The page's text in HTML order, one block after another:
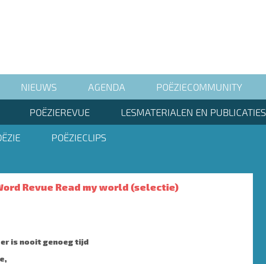
NIEUWS AGENDA POËZIECOMMUNITY
POËZIEREVUE LESMATERIALEN EN PUBLICATIES
POËZIECLIPS
Revue Read my world (selectie)
is nooit genoeg tijd